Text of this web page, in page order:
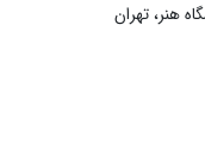
هنر، تهران